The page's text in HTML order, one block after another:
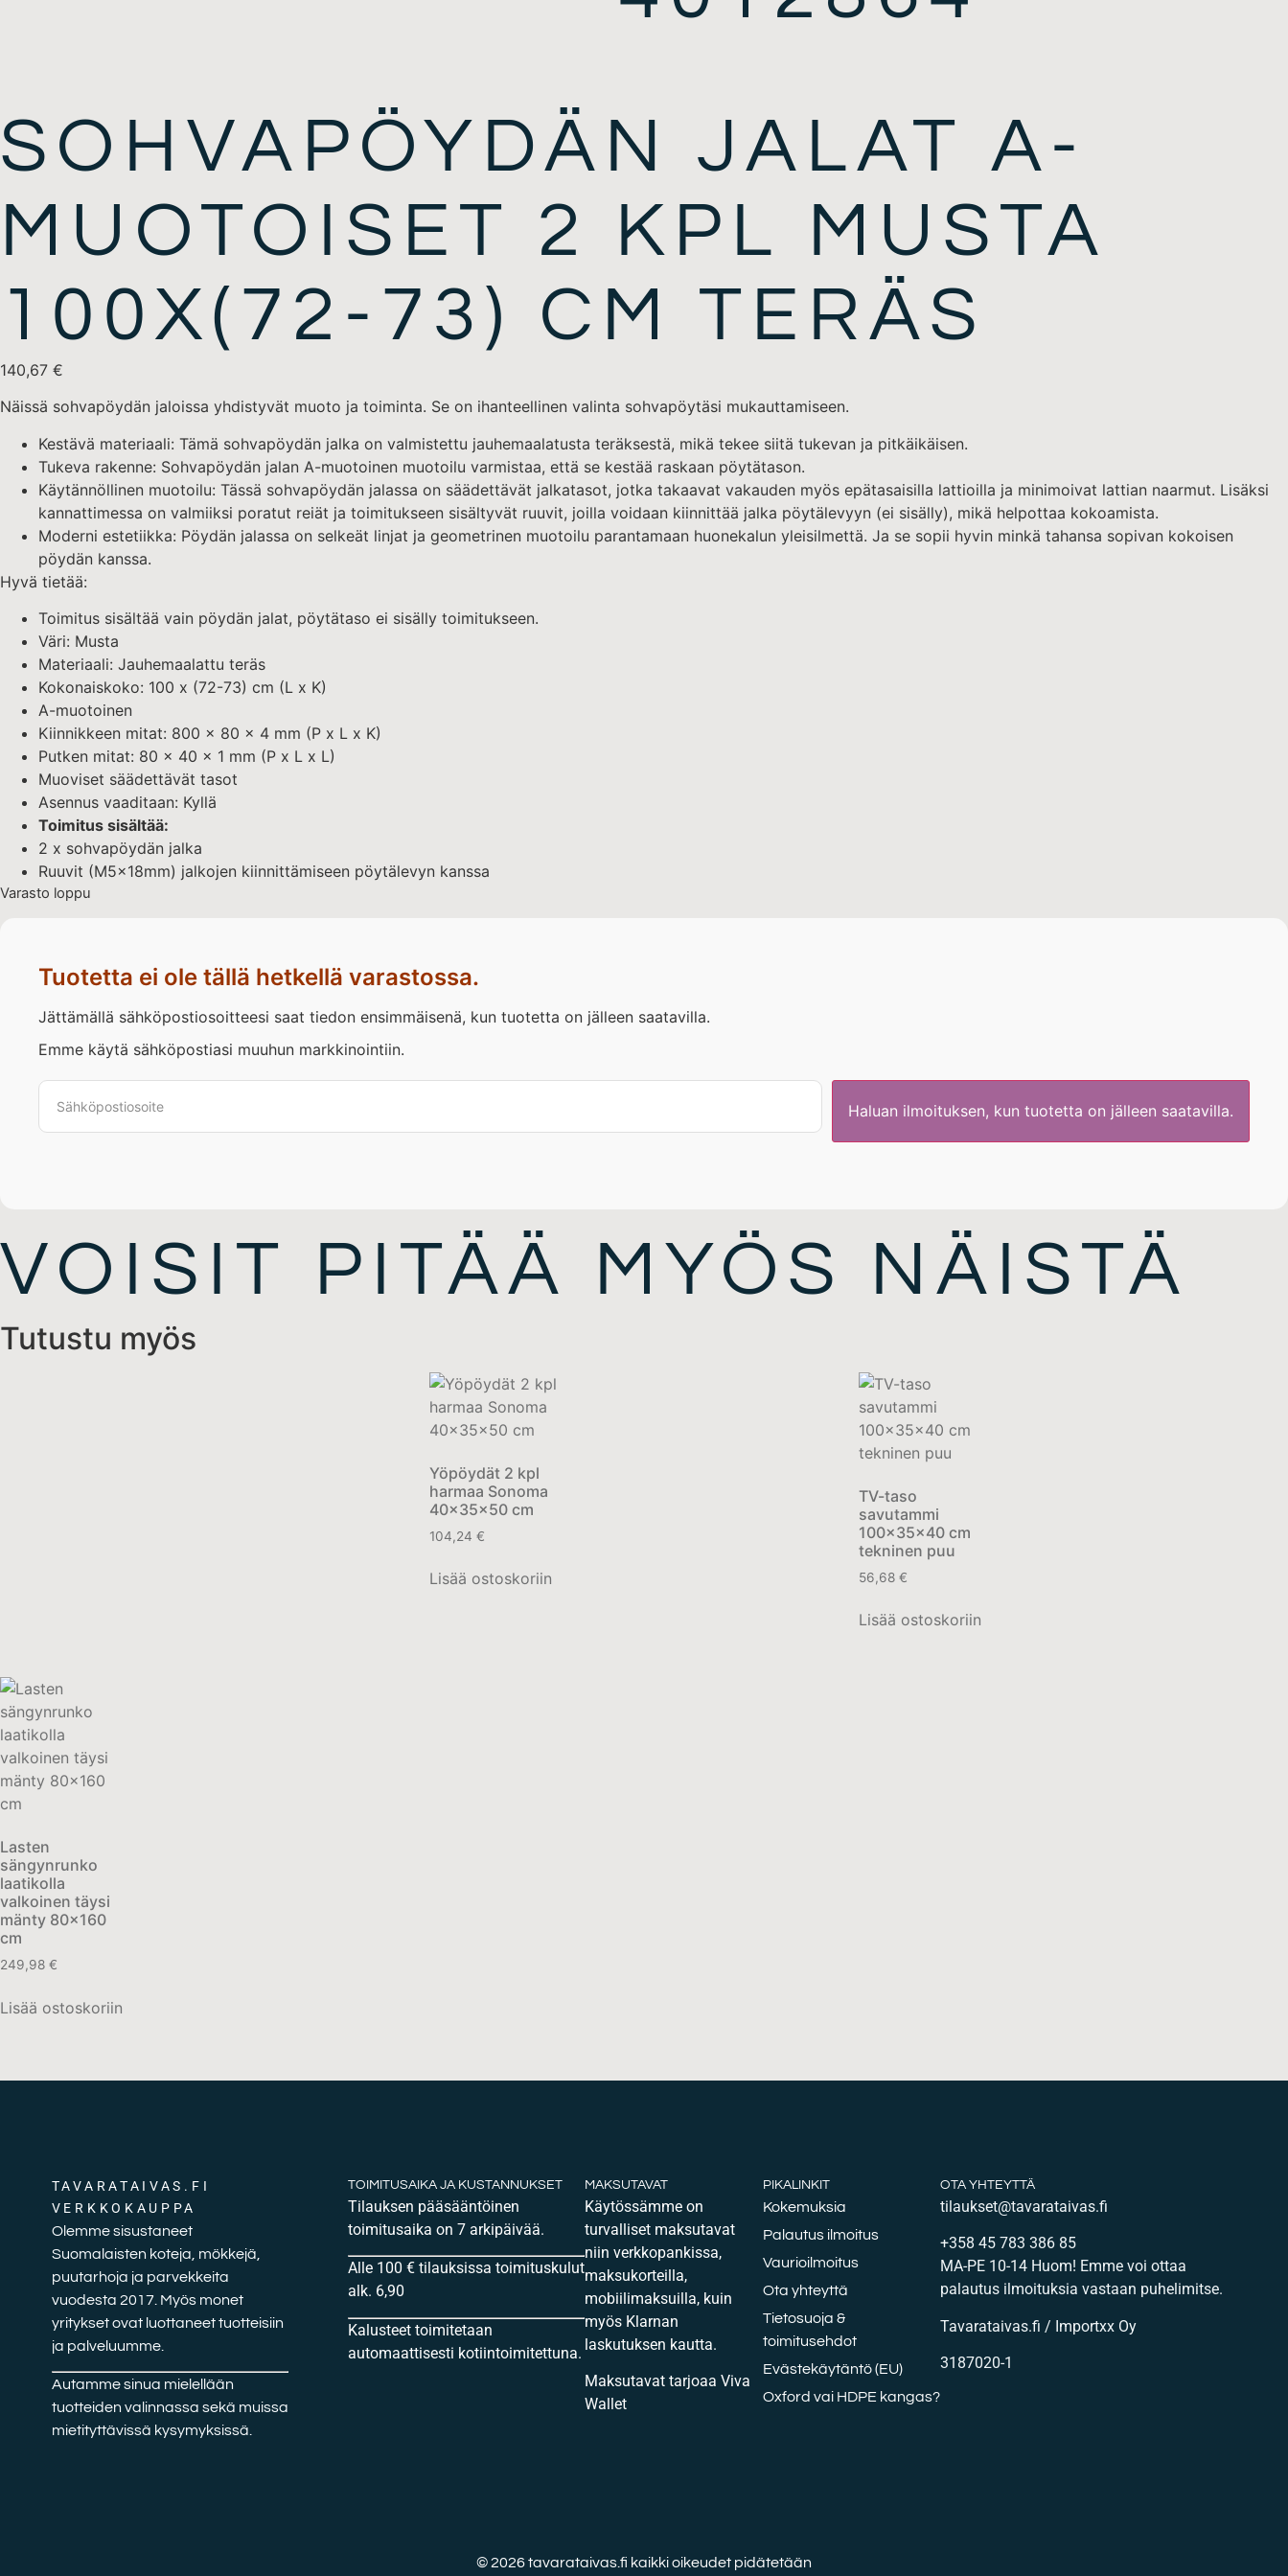
SOHVAPÖYDÄN JALAT A-
MUOTOISET 2 KPL MUSTA
100X(72-73) CM TERÄS
140,67 €
Näissä sohvapöydän jaloissa yhdistyvät muoto ja toiminta. Se on ihanteellinen valinta sohvapöytäsi mukauttamiseen.
Kestävä materiaali: Tämä sohvapöydän jalka on valmistettu jauhemaalatusta teräksestä, mikä tekee siitä tukevan ja pitkäikäisen.
Tukeva rakenne: Sohvapöydän jalan A-muotoinen muotoilu varmistaa, että se kestää raskaan pöytätason.
Käytännöllinen muotoilu: Tässä sohvapöydän jalassa on säädettävät jalkatasot, jotka takaavat vakauden myös epätasaisilla lattioilla ja minimoivat lattian naarmut. Lisäksi
kannattimessa on valmiiksi poratut reiät ja toimitukseen sisältyvät ruuvit, joilla voidaan kiinnittää jalka pöytälevyyn (ei sisälly), mikä helpottaa kokoamista.
Moderni estetiikka: Pöydän jalassa on selkeät linjat ja geometrinen muotoilu parantamaan huonekalun yleisilmettä. Ja se sopii hyvin minkä tahansa sopivan kokoisen
pöydän kanssa.
Hyvä tietää:
Toimitus sisältää vain pöydän jalat, pöytätaso ei sisälly toimitukseen.
Väri: Musta
Materiaali: Jauhemaalattu teräs
Kokonaiskoko: 100 x (72-73) cm (L x K)
A-muotoinen
Kiinnikkeen mitat: 800 x 80 x 4 mm (P x L x K)
Putken mitat: 80 x 40 x 1 mm (P x L x L)
Muoviset säädettävät tasot
Asennus vaaditaan: Kyllä
Toimitus sisältää:
2 x sohvapöydän jalka
Ruuvit (M5x18mm) jalkojen kiinnittämiseen pöytälevyn kanssa
Varasto loppu
Tuotetta ei ole tällä hetkellä varastossa.
Jättämällä sähköpostiosoitteesi saat tiedon ensimmäisenä, kun tuotetta on jälleen saatavilla.
Emme käytä sähköpostiasi muuhun markkinointiin.
VOISIT PITÄÄ MYÖS NÄISTÄ
Tutustu myös
Yöpöydät 2 kpl
harmaa Sonoma
40x35x50 cm
104,24 €
Lisää ostoskoriin
TV-taso
savutammi
100x35x40 cm
tekninen puu
56,68 €
Lisää ostoskoriin
Lasten
sängynrunko
laatikolla
valkoinen täysi
mänty 80×160
cm
249,98 €
Lisää ostoskoriin
TAVARATAIVAS.FI
VERKKOKAUPPA
Olemme sisustaneet
Suomalaisten koteja, mökkejä,
puutarhoja ja parvekkeita
vuodesta 2017. Myös monet
yritykset ovat luottaneet tuotteisiin
ja palveluumme.
Autamme sinua mielellään
tuotteiden valinnassa sekä muissa
mietityttävissä kysymyksissä.
TOIMITUSAIKA JA KUSTANNUKSET
Tilauksen pääsääntöinen
toimitusaika on 7 arkipäivää.
Alle 100 € tilauksissa toimituskulut
alk. 6,90
Kalusteet toimitetaan
automaattisesti kotiintoimitettuna.
MAKSUTAVAT
Käytössämme on
turvalliset maksutavat
niin verkkopankissa,
maksukorteilla,
mobiilimaksuilla, kuin
myös Klarnan
laskutuksen kautta.
Maksutavat tarjoaa Viva
Wallet
PIKALINKIT
Kokemuksia
Palautus ilmoitus
Vaurioilmoitus
Ota yhteyttä
Tietosuoja &
toimitusehdot
Evästekäytäntö (EU)
Oxford vai HDPE kangas?
OTA YHTEYTTÄ
tilaukset@tavarataivas.fi
+358 45 783 386 85
MA-PE 10-14 Huom! Emme voi ottaa
palautus ilmoituksia vastaan puhelimitse.
Tavarataivas.fi / Importxx Oy
3187020-1
© 2026 tavarataivas.fi kaikki oikeudet pidätetään